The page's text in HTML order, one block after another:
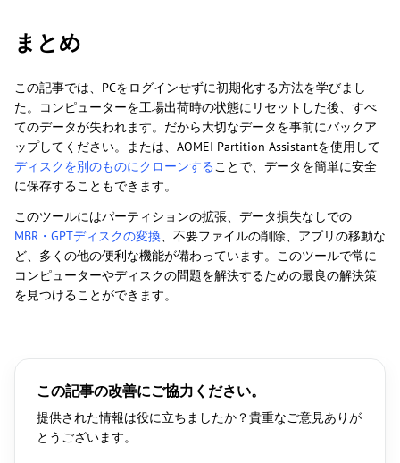
まとめ
この記事では、PCをログインせずに初期化する方法を学びまし
た。コンピューターを工場出荷時の状態にリセットした後、すべ
てのデータが失われます。だから大切なデータを事前にバックア
ップしてください。または、AOMEI Partition Assistantを使用して
ディスクを別のものにクローンすることで、データを簡単に安全
に保存することもできます。
このツールにはパーティションの拡張、データ損失なしでの
MBR・GPTディスクの変換、不要ファイルの削除、アプリの移動な
ど、多くの他の便利な機能が備わっています。このツールで常に
コンピューターやディスクの問題を解決するための最良の解決策
を見つけることができます。
この記事の改善にご協力ください。
提供された情報は役に立ちましたか？貴重なご意見ありが
とうございます。